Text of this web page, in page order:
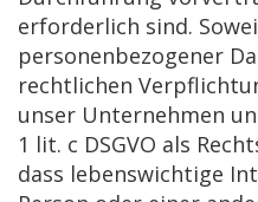
erforderlich sind.
personenbezogener
rechtlichen
unser Unternehmen
1 lit. c DSGVO als
dass lebenswichtige